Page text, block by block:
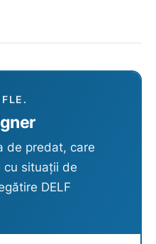
de predat, care
cu situații de
DELF